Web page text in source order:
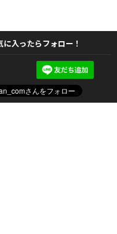
に入ったらフォロー！